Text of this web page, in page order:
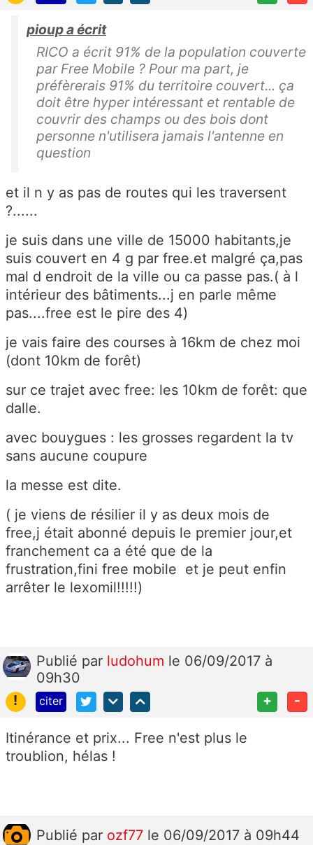
pioup a écrit
RICO a écrit 91% de la population couverte
par Free Mobile ? Pour ma part, je
préfèrerais 91% du territoire couvert... ça
doit être hyper intéressant et rentable de
couvrir des champs ou des bois dont
personne n'utilisera jamais l'antenne en
question
et il n y as pas de routes qui les traversent
?......
je suis dans une ville de 15000 habitants,je
suis couvert en 4 g par free.et malgré ça,pas
mal d endroit de la ville ou ca passe pas.( à l
intérieur des bâtiments...j en parle même
pas....free est le pire des 4)
je vais faire des courses à 16km de chez moi
(dont 10km de forêt)
sur ce trajet avec free: les 10km de forêt: que
dalle.
avec bouygues : les grosses regardent la tv
sans aucune coupure
la messe est dite.
( je viens de résilier il y as deux mois de
free,j était abonné depuis le premier jour,et
franchement ca a été que de la
frustration,fini free mobile et je peut enfin
arrêter le lexomil!!!!!)
Publié par ludohum le 06/09/2017 à
09h30
!
citer + -
Itinérance et prix... Free n'est plus le
troublion, hélas !
Publié par ozf77 le 06/09/2017 à 09h44